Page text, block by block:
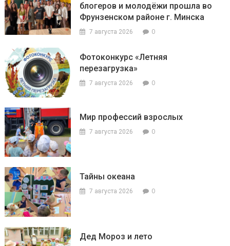
блогеров и молодёжи прошла во
Фрунзенском районе г. Минска
7 августа 2026 0
Фотоконкурс «Летняя
перезагрузка»
7 августа 2026 0
Мир профессий взрослых
7 августа 2026 0
Тайны океана
7 августа 2026 0
Дед Мороз и лето